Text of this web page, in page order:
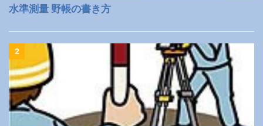
水準測量 野帳の書き方
2